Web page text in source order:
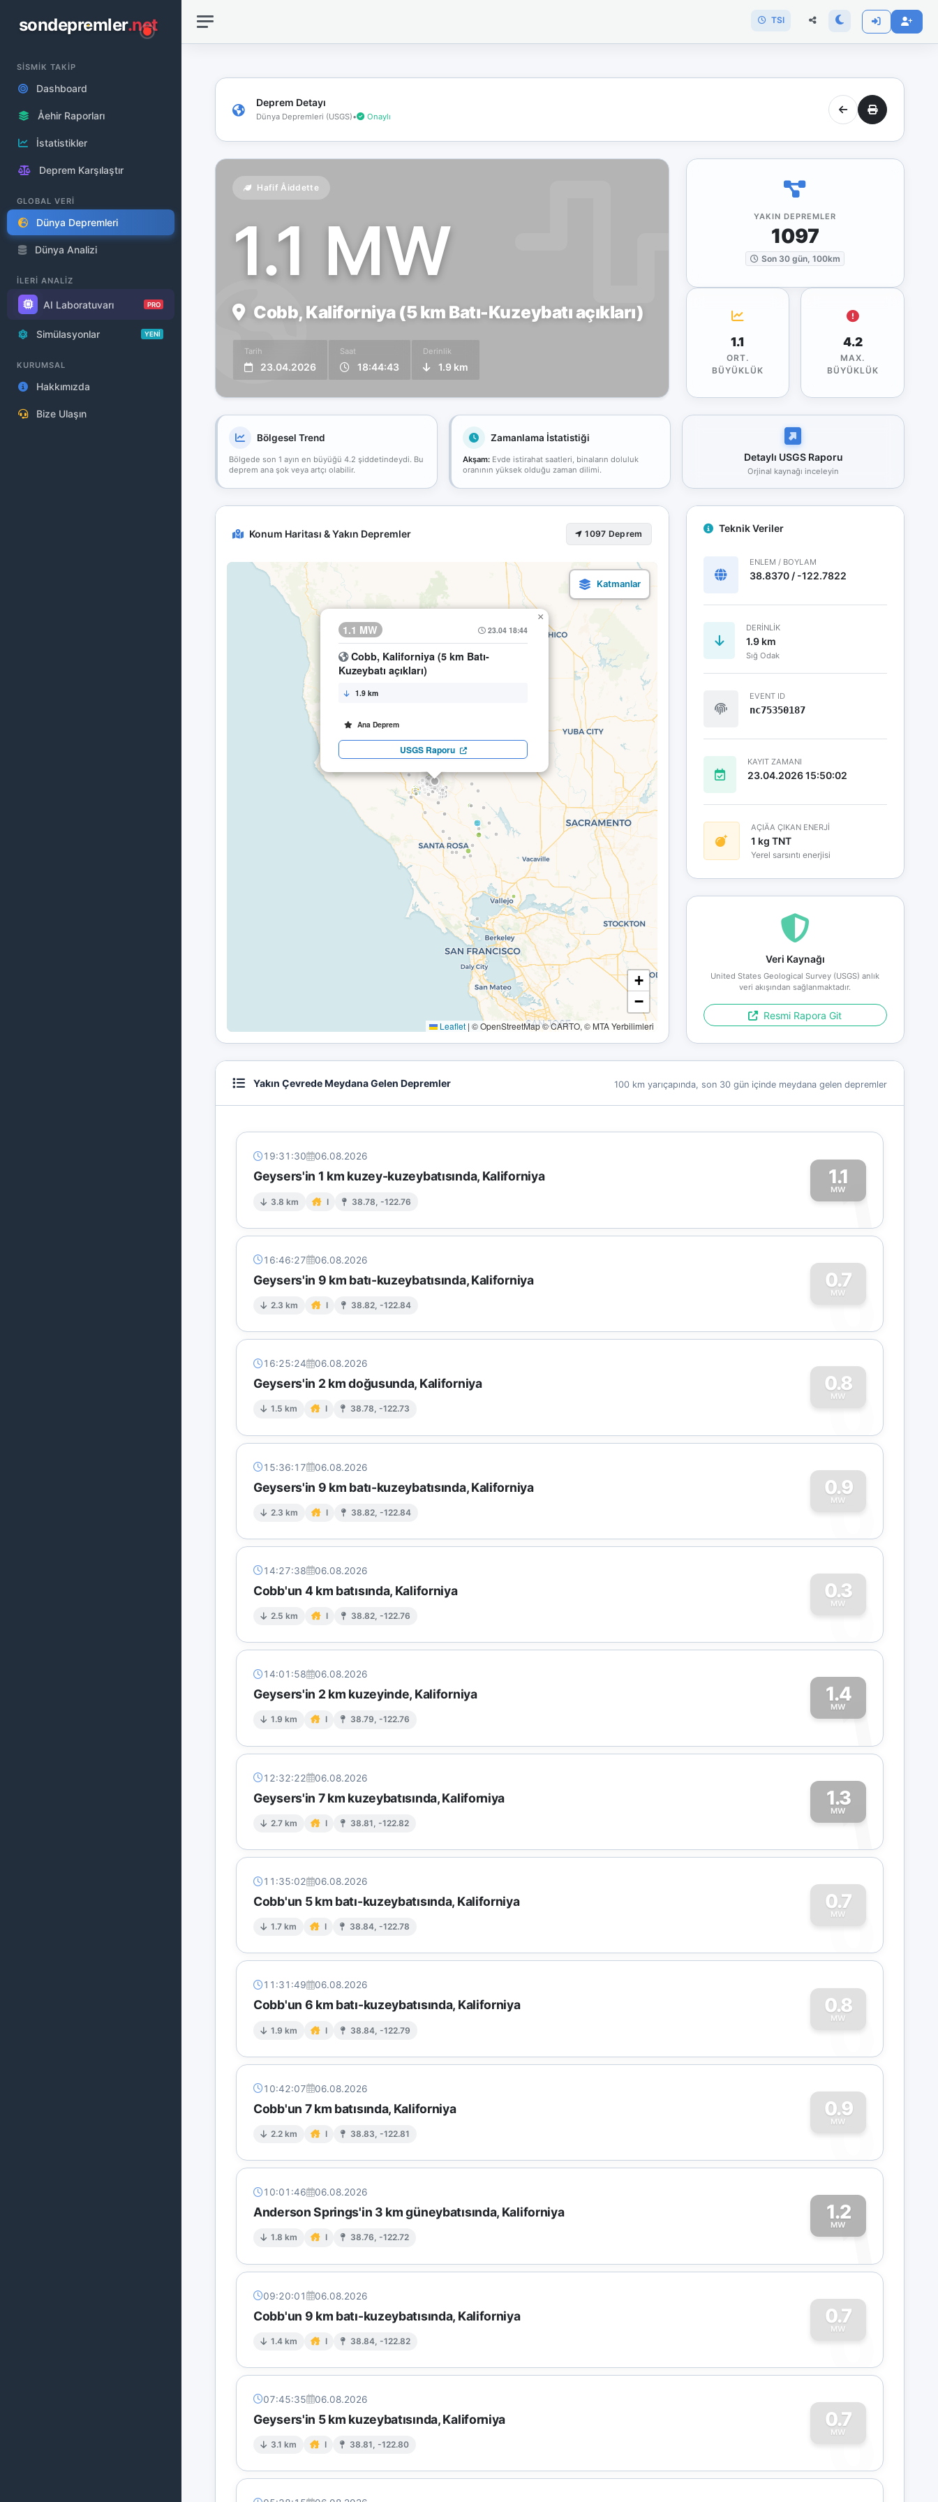
sondepremler.net
SİSMİK TAKİP
Dashboard
Åehir Raporları
İstatistikler
Deprem Karşılaştır
GLOBAL VERİ
Dünya Depremleri
Dünya Analizi
İLERİ ANALİZ
AI Laboratuvarı PRO
Simülasyonlar YENİ
KURUMSAL
Hakkımızda
Bize Ulaşın
TSI
Deprem Detayı
Dünya Depremleri (USGS)• Onaylı
Hafif Åiddette
1.1 MW
Cobb, Kaliforniya (5 km Batı-Kuzeybatı açıkları)
Tarih
23.04.2026
Saat
18:44:43
Derinlik
1.9 km
YAKIN DEPREMLER
1097
Son 30 gün, 100km
1.1
ORT.
BÜYÜKLÜK
4.2
MAX.
BÜYÜKLÜK
Bölgesel Trend
Bölgede son 1 ayın en büyüğü 4.2 şiddetindeydi. Bu
deprem ana şok veya artçı olabilir.
Zamanlama İstatistiği
Akşam:Evde istirahat saatleri, binaların doluluk
oranının yüksek olduğu zaman dilimi.
Detaylı USGS Raporu
Orjinal kaynağı inceleyin
Konum Haritası & Yakın Depremler 1097 Deprem
1.1 MW 23.04 18:44
Cobb, Kaliforniya (5 km Batı-
Kuzeybatı açıkları)
1.9 km
Ana Deprem
USGS Raporu
×
+
−
Leaflet | © OpenStreetMap © CARTO, © MTA Yerbilimleri
Teknik Veriler
ENLEM / BOYLAM
38.8370 / -122.7822
DERINLIK
1.9 km
Sığ Odak
EVENT ID
nc75350187
KAYIT ZAMANI
23.04.2026 15:50:02
AÇIÄA ÇIKAN ENERJİ
1 kg TNT
Yerel sarsıntı enerjisi
Veri Kaynağı
United States Geological Survey (USGS) anlık
veri akışından sağlanmaktadır.
Resmi Rapora Git
Yakın Çevrede Meydana Gelen Depremler 100 km yarıçapında, son 30 gün içinde meydana gelen depremler
19:31:30 06.08.2026
Geysers'in 1 km kuzey-kuzeybatısında, Kaliforniya
3.8 km I 38.78, -122.76
1.1
MW
1
16:46:27 06.08.2026
Geysers'in 9 km batı-kuzeybatısında, Kaliforniya
2.3 km I 38.82, -122.84
0.7
MW
0
16:25:24 06.08.2026
Geysers'in 2 km doğusunda, Kaliforniya
1.5 km I 38.78, -122.73
0.8
MW
0
15:36:17 06.08.2026
Geysers'in 9 km batı-kuzeybatısında, Kaliforniya
2.3 km I 38.82, -122.84
0.9
MW
0
14:27:38 06.08.2026
Cobb'un 4 km batısında, Kaliforniya
2.5 km I 38.82, -122.76
0.3
MW
0
14:01:58 06.08.2026
Geysers'in 2 km kuzeyinde, Kaliforniya
1.9 km I 38.79, -122.76
1.4
MW
1
12:32:22 06.08.2026
Geysers'in 7 km kuzeybatısında, Kaliforniya
2.7 km I 38.81, -122.82
1.3
MW
1
11:35:02 06.08.2026
Cobb'un 5 km batı-kuzeybatısında, Kaliforniya
1.7 km I 38.84, -122.78
0.7
MW
0
11:31:49 06.08.2026
Cobb'un 6 km batı-kuzeybatısında, Kaliforniya
1.9 km I 38.84, -122.79
0.8
MW
0
10:42:07 06.08.2026
Cobb'un 7 km batısında, Kaliforniya
2.2 km I 38.83, -122.81
0.9
MW
0
10:01:46 06.08.2026
Anderson Springs'in 3 km güneybatısında, Kaliforniya
1.8 km I 38.76, -122.72
1.2
MW
1
09:20:01 06.08.2026
Cobb'un 9 km batı-kuzeybatısında, Kaliforniya
1.4 km I 38.84, -122.82
0.7
MW
0
07:45:35 06.08.2026
Geysers'in 5 km kuzeybatısında, Kaliforniya
3.1 km I 38.81, -122.80
0.7
MW
0
bağlantınız